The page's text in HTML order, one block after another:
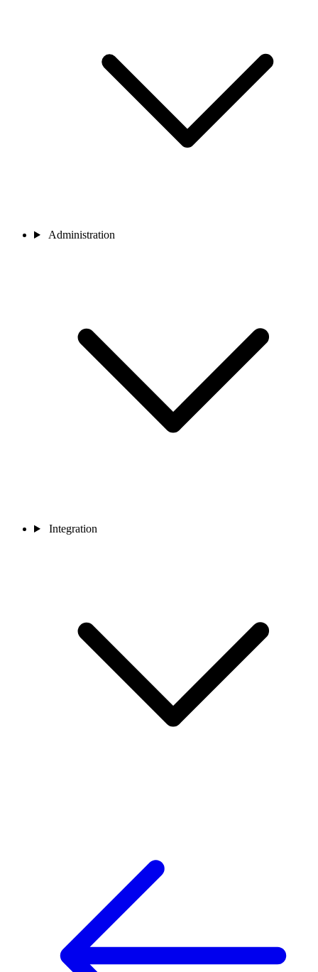
Administration
Integration